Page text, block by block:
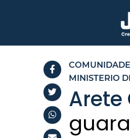
MINISTERIO
Arete